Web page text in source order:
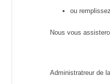
ou
Nous vous
Administratreur de